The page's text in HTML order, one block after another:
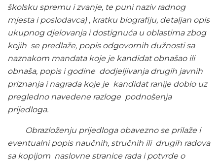
školsku spremu i zvanje, te puni naziv radnog
mjesta i poslodavca) , kratku biografiju, detaljan opis
ukupnog djelovanja i dostignuća u oblastima zbog
kojih se predlaže, popis odgovornih dužnosti sa
naznakom mandata koje je kandidat obnašao ili
obnaša, popis i godine dodjeljivanja drugih javnih
priznanja i nagrada koje je kandidat ranije dobio uz
pregledno navedene razloge podnošenja
prijedloga.
Obrazloženju prijedloga obavezno se prilaže i
eventualni popis naučnih, stručnih ili drugih radova
sa kopijom naslovne stranice rada i potvrde o